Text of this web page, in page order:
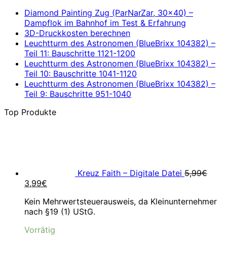
Diamond Painting Zug (ParNarZar, 30×40) –
Dampflok im Bahnhof im Test & Erfahrung
3D-Druckkosten berechnen
Leuchtturm des Astronomen (BlueBrixx 104382) –
Teil 11: Bauschritte 1121-1200
Leuchtturm des Astronomen (BlueBrixx 104382) –
Teil 10: Bauschritte 1041-1120
Leuchtturm des Astronomen (BlueBrixx 104382) –
Teil 9: Bauschritte 951-1040
Top Produkte
Kreuz Faith – Digitale Datei 5,99€
Ursprünglicher
war:
5,99€
3,99€
ist:
3,99€.
Kein Mehrwertsteuerausweis, da Kleinunternehmer
nach §19 (1) UStG.
Vorrätig